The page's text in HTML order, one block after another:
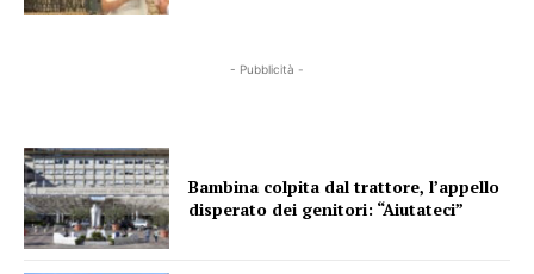
- Pubblicità -
Bambina colpita dal trattore, l’appello
disperato dei genitori: “Aiutateci”